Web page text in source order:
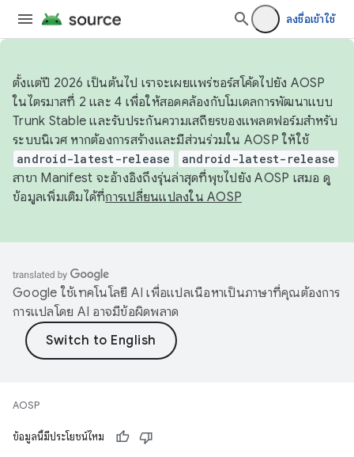
ลงชื่อเข้าใช้
ตั้งแต่ปี 2026 เป็นต้นไป เราจะเผยแพร่ซอร์สโค้ดไปยัง AOSP
ในไตรมาสที่ 2 และ 4 เพื่อให้สอดคล้องกับโมเดลการพัฒนาแบบ
Trunk Stable และรับประกันความเสถียรของแพลตฟอร์มสำหรับ
ระบบนิเวศ หากต้องการสร้างและมีส่วนร่วมใน AOSP ให้ใช้
android-latest-release android-latest-release
สาขา Manifest จะอ้างอิงถึงรุ่นล่าสุดที่พุชไปยัง AOSP เสมอ ดู
ข้อมูลเพิ่มเติมได้ที่การเปลี่ยนแปลงใน AOSP
Google ใช้เทคโนโลยี AI เพื่อแปลเนื้อหาเป็นภาษาที่คุณต้องการ
การแปลโดย AI อาจมีข้อผิดพลาด
AOSP
ข้อมูลนี้มีประโยชน์ไหม